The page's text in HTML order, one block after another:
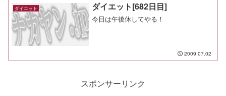
ダイエット ダイエット[682日目]
今日は午後休してやる！
2009.07.02
スポンサーリンク